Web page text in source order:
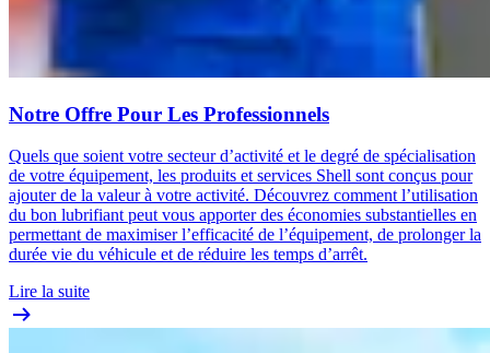
Notre Offre Pour Les Professionnels
Quels que soient votre secteur d’activité et le degré de spécialisation
de votre équipement, les produits et services Shell sont conçus pour
ajouter de la valeur à votre activité. Découvrez comment l’utilisation
du bon lubrifiant peut vous apporter des économies substantielles en
permettant de maximiser l’efficacité de l’équipement, de prolonger la
durée vie du véhicule et de réduire les temps d’arrêt.
Lire la suite